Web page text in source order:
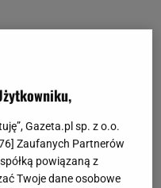
Gazeta.pl sp. z o.o.
] Zaufanych Partnerów
powiązaną z
Twoje dane osobowe